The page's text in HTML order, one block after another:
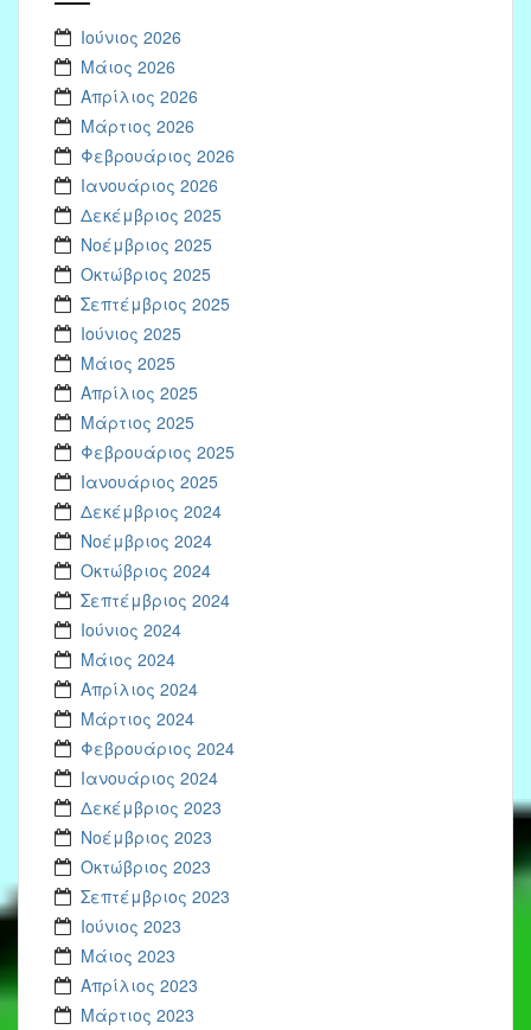
Ιούνιος 2026
Μάιος 2026
Απρίλιος 2026
Μάρτιος 2026
Φεβρουάριος 2026
Ιανουάριος 2026
Δεκέμβριος 2025
Νοέμβριος 2025
Οκτώβριος 2025
Σεπτέμβριος 2025
Ιούνιος 2025
Μάιος 2025
Απρίλιος 2025
Μάρτιος 2025
Φεβρουάριος 2025
Ιανουάριος 2025
Δεκέμβριος 2024
Νοέμβριος 2024
Οκτώβριος 2024
Σεπτέμβριος 2024
Ιούνιος 2024
Μάιος 2024
Απρίλιος 2024
Μάρτιος 2024
Φεβρουάριος 2024
Ιανουάριος 2024
Δεκέμβριος 2023
Νοέμβριος 2023
Οκτώβριος 2023
Σεπτέμβριος 2023
Ιούνιος 2023
Μάιος 2023
Απρίλιος 2023
Μάρτιος 2023